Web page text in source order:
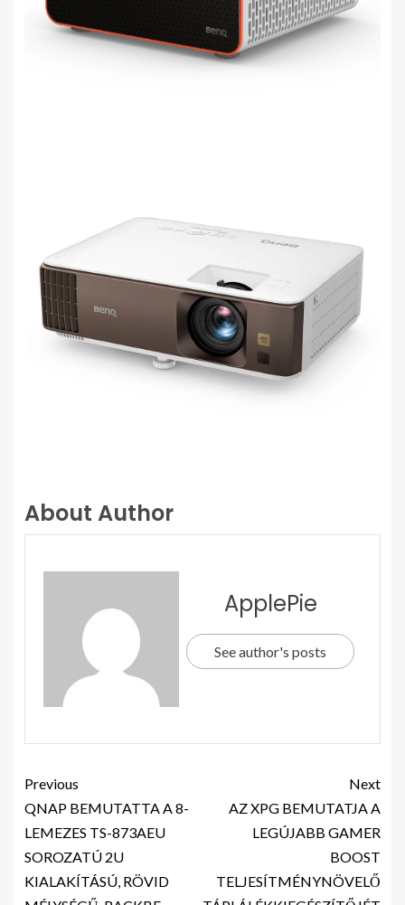
About Author
ApplePie
See author's posts
Previous
QNAP BEMUTATTA A 8-
LEMEZES TS-873AEU
SOROZATÚ 2U
KIALAKÍTÁSÚ, RÖVID
Next
AZ XPG BEMUTATJA A
LEGÚJABB GAMER
BOOST
TELJESÍTMÉNYNÖVELŐ